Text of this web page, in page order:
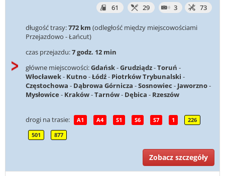
61
29 3 73
długość trasy:772 km (odległość między miejscowościami
Przejazdowo - Łańcut)
czas przejazdu:7 godz. 12 min
główne miejscowości:Gdańsk-Grudziądz-Toruń -
Włocławek- Kutno-Łódź- Piotrków Trybunalski -
Częstochowa - Dąbrowa Górnicza -Sosnowiec - Jaworzno-
Mysłowice - Kraków-Tarnów- Dębica - Rzeszów
drogi na trasie: A1 A4 S1 S6 S7 1 226
501 877
Zobacz szczegóły